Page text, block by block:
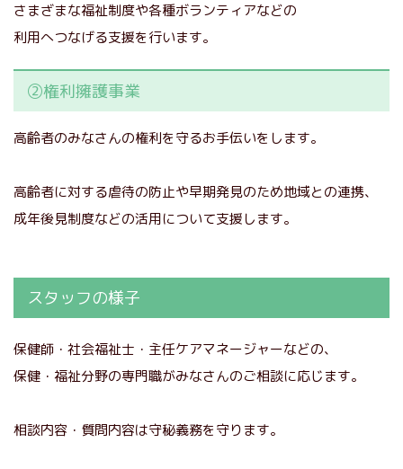
さまざまな福祉制度や各種ボランティアなどの
利用へつなげる支援を行います。
②権利擁護事業
高齢者のみなさんの権利を守るお手伝いをします。
高齢者に対する虐待の防止や早期発見のため地域との連携、
成年後見制度などの活用について支援します。
スタッフの様子
保健師・社会福祉士・主任ケアマネージャーなどの、
保健・福祉分野の専門職がみなさんのご相談に応じます。
相談内容・質問内容は守秘義務を守ります。